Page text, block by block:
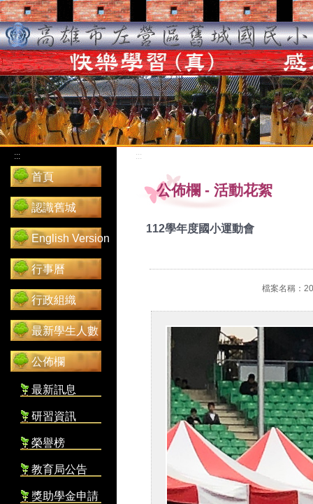
:::
首頁
認識舊城
English Version
行事曆
行政組織
最新學生人數
公佈欄
最新訊息
研習資訊
榮譽榜
教育局公告
獎助學金申請
:::
公佈欄 - 活動花絮
112學年度國小運動會
檔案名稱：